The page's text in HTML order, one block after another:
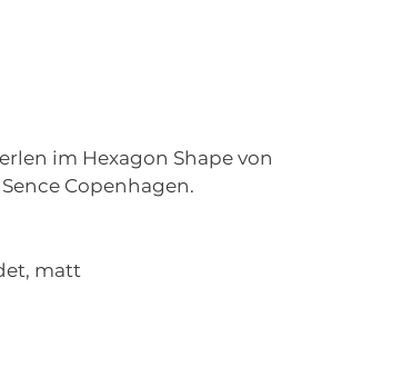
im Hexagon Shape von
Copenhagen.
matt